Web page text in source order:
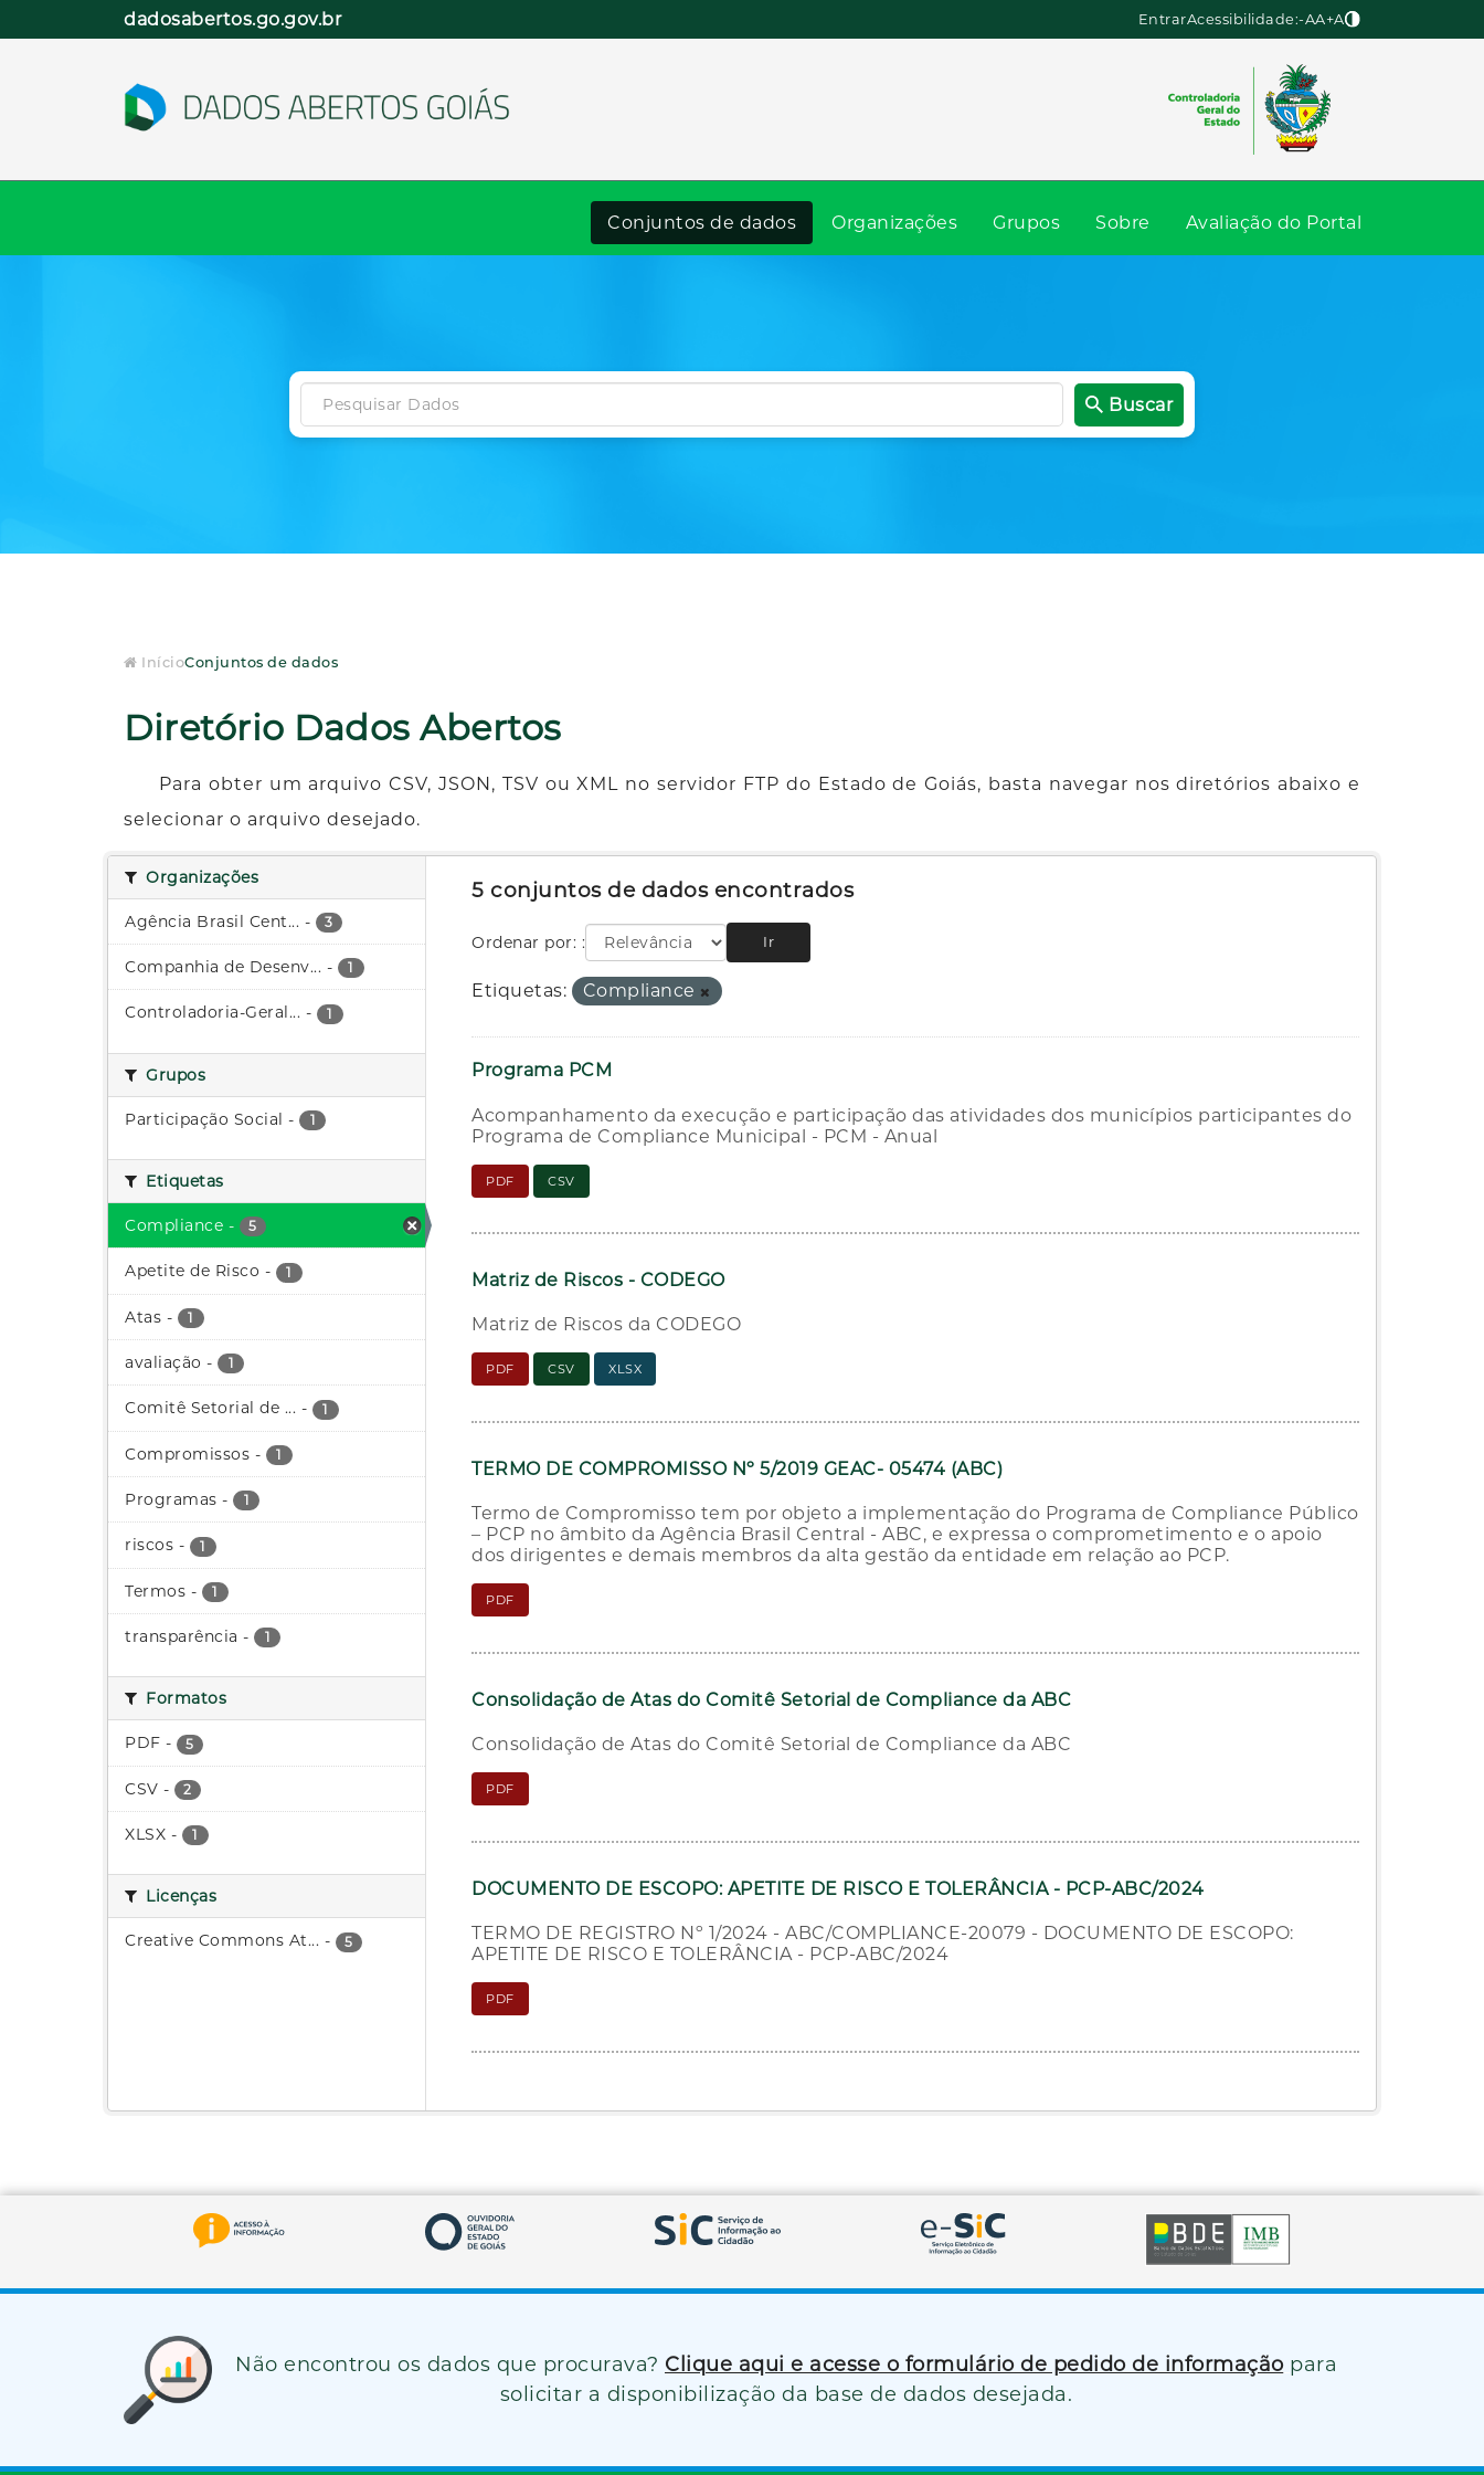
dadosabertos.go.gov.br EntrarAcessibilidade:-AA+A
Conjuntos de dados Organizações Grupos Sobre Avaliação do Portal
Buscar
InícioConjuntos de dados
Diretório Dados Abertos
Para obter um arquivo CSV, JSON, TSV ou XML no servidor FTP do Estado de Goiás, basta navegar nos diretórios abaixo e
selecionar o arquivo desejado.
Organizações
Agência Brasil Cent... - 3
Companhia de Desenv... - 1
Controladoria-Geral... - 1
Grupos
Participação Social - 1
Etiquetas
Compliance - 5
Apetite de Risco - 1
Atas - 1
avaliação - 1
Comitê Setorial de ... - 1
Compromissos - 1
Programas - 1
riscos - 1
Termos - 1
transparência - 1
Formatos
PDF - 5
CSV - 2
XLSX - 1
Licenças
Creative Commons At... - 5
5 conjuntos de dados encontrados
Ordenar por: Ir
Etiquetas: Compliance
Programa PCM
Acompanhamento da execução e participação das atividades dos municípios participantes do
Programa de Compliance Municipal - PCM - Anual
PDF CSV
Matriz de Riscos - CODEGO
Matriz de Riscos da CODEGO
PDF CSV XLSX
TERMO DE COMPROMISSO Nº 5/2019 GEAC- 05474 (ABC)
Termo de Compromisso tem por objeto a implementação do Programa de Compliance Público
– PCP no âmbito da Agência Brasil Central - ABC, e expressa o comprometimento e o apoio
dos dirigentes e demais membros da alta gestão da entidade em relação ao PCP.
PDF
Consolidação de Atas do Comitê Setorial de Compliance da ABC
Consolidação de Atas do Comitê Setorial de Compliance da ABC
PDF
DOCUMENTO DE ESCOPO: APETITE DE RISCO E TOLERÂNCIA - PCP-ABC/2024
TERMO DE REGISTRO Nº 1/2024 - ABC/COMPLIANCE-20079 - DOCUMENTO DE ESCOPO:
APETITE DE RISCO E TOLERÂNCIA - PCP-ABC/2024
PDF
Não encontrou os dados que procurava? Clique aqui e acesse o formulário de pedido de informação para
solicitar a disponibilização da base de dados desejada.